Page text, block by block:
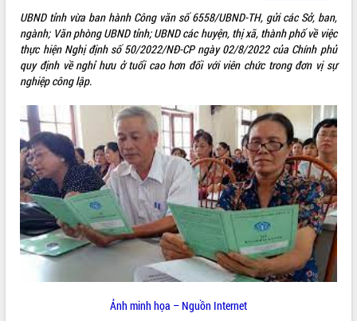
SỞ, BAN, NGÀNH
UBND CÁC XÃ, PHƯỜNG
HỆ THỐNG VĂN BẢN
VĂN BẢN HĐND TỈNH
ĐIỂM TIN VĂN BẢN
QUY HOẠCH - KẾ HOẠCH
UBND tỉnh vừa ban hành Công văn số 6558/UBND-TH, gửi các Sở, ban,
ngành; Văn phòng UBND tỉnh; UBND các huyện, thị xã, thành phố về việc
thực hiện Nghị định số 50/2022/NĐ-CP ngày 02/8/2022 của Chính phủ
quy định về nghỉ hưu ở tuổi cao hơn đối với viên chức trong đơn vị sự
nghiệp công lập.
Ảnh minh họa – Nguồn Internet